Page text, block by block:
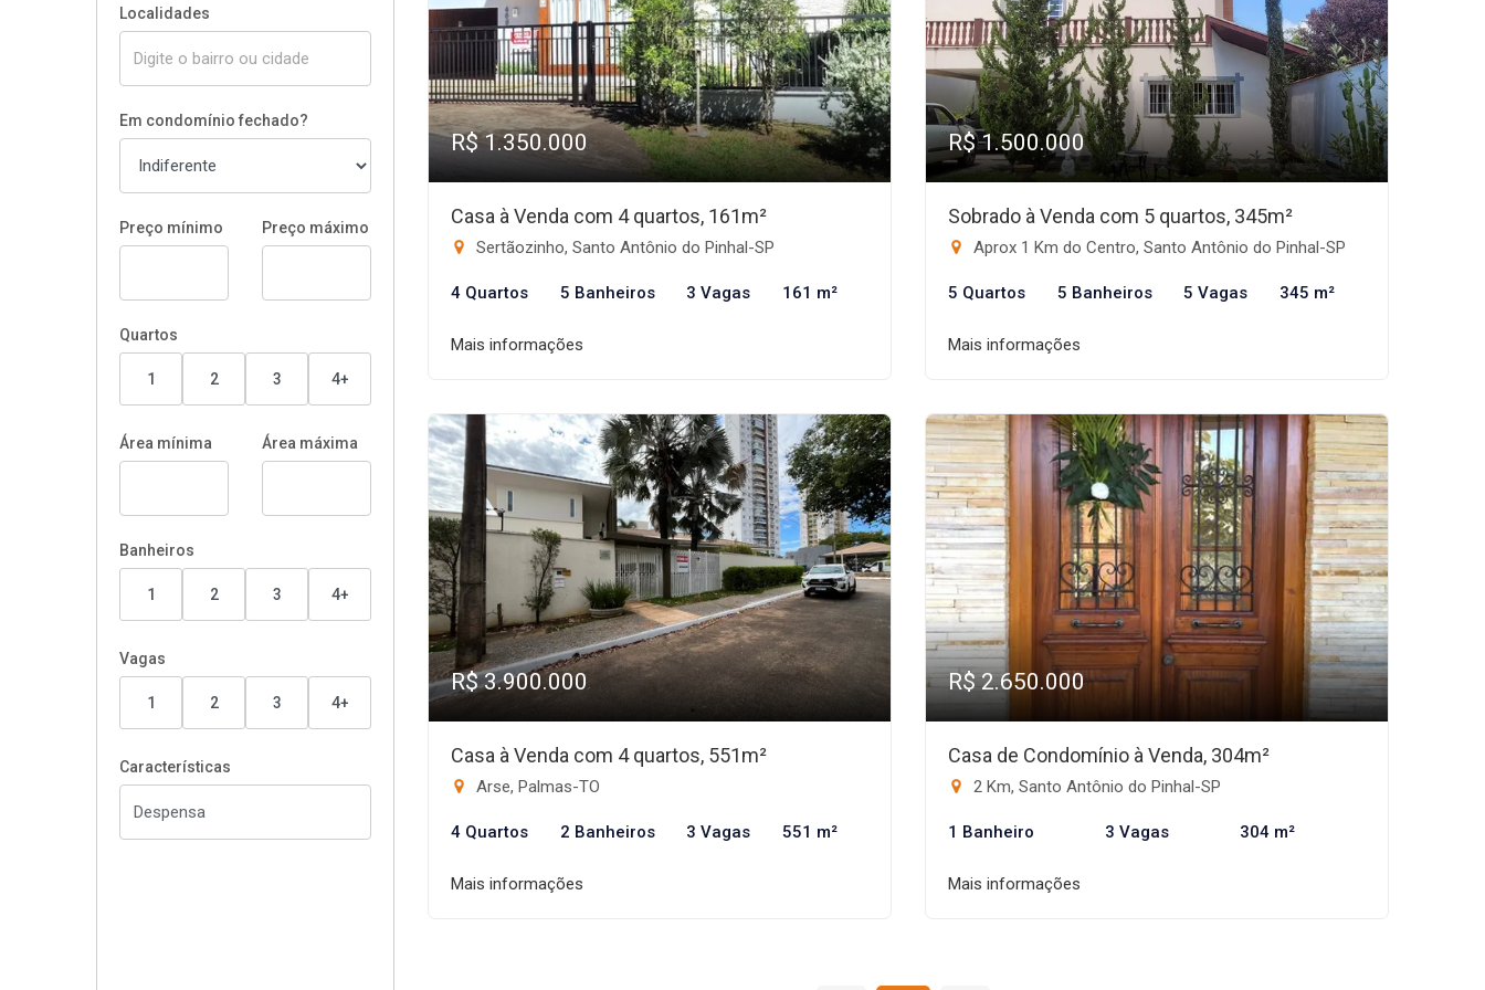
Localidades
Em condomínio fechado?
Preço mínimo Preço máximo
Quartos
1 2 3 4+
Área mínima Área máxima
Banheiros
1 2 3 4+
Vagas
1 2 3 4+
Características
R$ 1.350.000
Casa à Venda com 4 quartos, 161m²
Sertãozinho, Santo Antônio do Pinhal-SP
4 Quartos 5 Banheiros 3 Vagas 161 m²
Mais informações
R$ 1.500.000
Sobrado à Venda com 5 quartos, 345m²
Aprox 1 Km do Centro, Santo Antônio do Pinhal-SP
5 Quartos 5 Banheiros 5 Vagas 345 m²
Mais informações
R$ 3.900.000
Casa à Venda com 4 quartos, 551m²
Arse, Palmas-TO
4 Quartos 2 Banheiros 3 Vagas 551 m²
Mais informações
R$ 2.650.000
Casa de Condomínio à Venda, 304m²
2 Km, Santo Antônio do Pinhal-SP
1 Banheiro 3 Vagas 304 m²
Mais informações